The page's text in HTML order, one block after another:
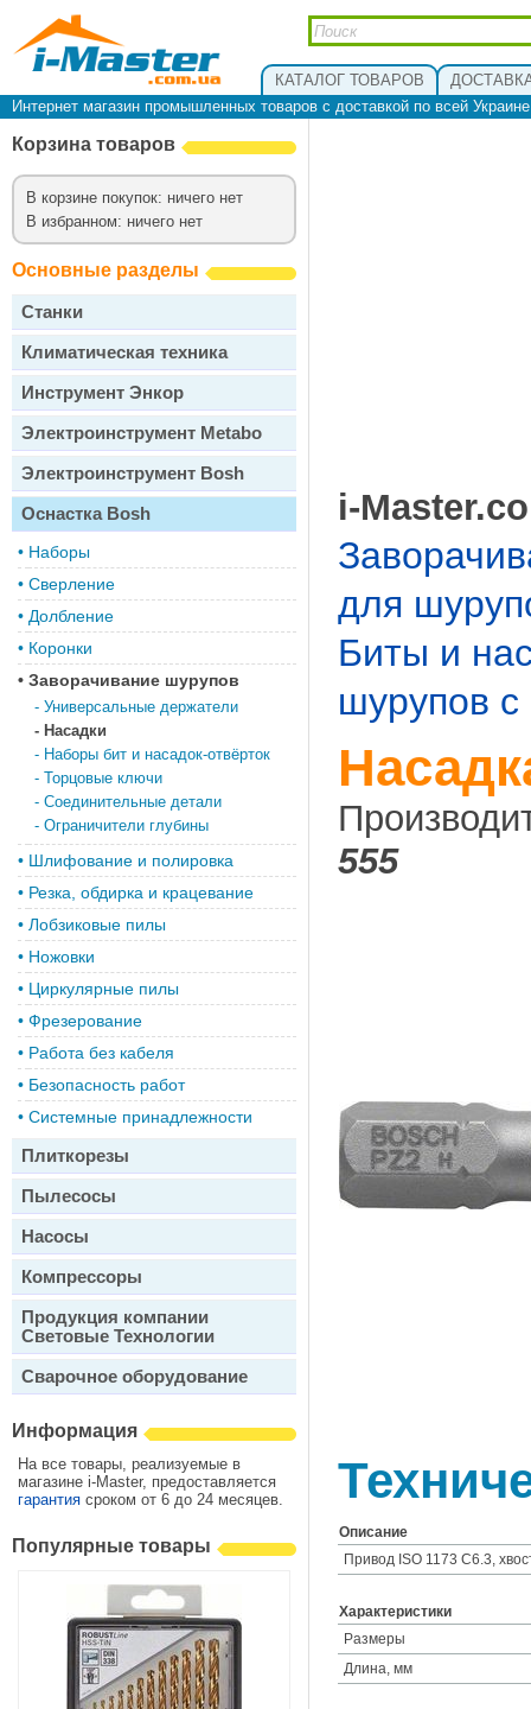
КАТАЛОГ ТОВАРОВ
Интернет магазин промышленных товаров с доставкой по всей
Корзина товаров
В корзине покупок: ничего нет
В избранном: ничего нет
Основные разделы
Станки
Климатическая техника
Инструмент Энкор
Электроинструмент Metabo
Электроинструмент Bosh
Оснастка Bosh
• Наборы
• Сверление
• Долбление
• Коронки
• Заворачивание шурупов
- Универсальные держатели
- Насадки
- Наборы бит и насадок-отвёрток
- Торцовые ключи
- Соединительные детали
- Ограничители глубины
• Шлифование и полировка
• Резка, обдирка и крацевание
• Лобзиковые пилы
• Ножовки
• Циркулярные пилы
• Фрезерование
• Работа без кабеля
• Безопасность работ
• Системные принадлежности
Плиткорезы
Пылесосы
Насосы
Компрессоры
Продукция компании
Световые Технологии
Сварочное оборудование
Информация
На все товары, реализуемые в
магазине i-Master, предоставляется
гарантия сроком от 6 до 24 месяцев.
Популярные товары
i-
для
Биты и
шурупов
555
Описание
Привод ISO 1173 C6.3,
Характеристики
Размеры
Длина, мм